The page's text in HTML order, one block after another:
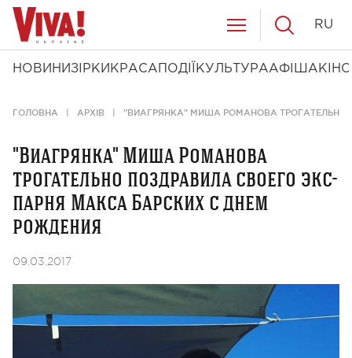
НОВИНИ ЗІРКИ КРАСА ПОДІЇ КУЛЬТУРААФІША КІНО
RU
ГОЛОВНА АРХІВ "ВИАГРЯНКА" МИША РОМАНОВА ТРОГАТЕЛЬНО
"Виагрянка" Миша Романова
трогательно поздравила своего экс-
парня Макса Барских с днем
рождения
09.03.2017